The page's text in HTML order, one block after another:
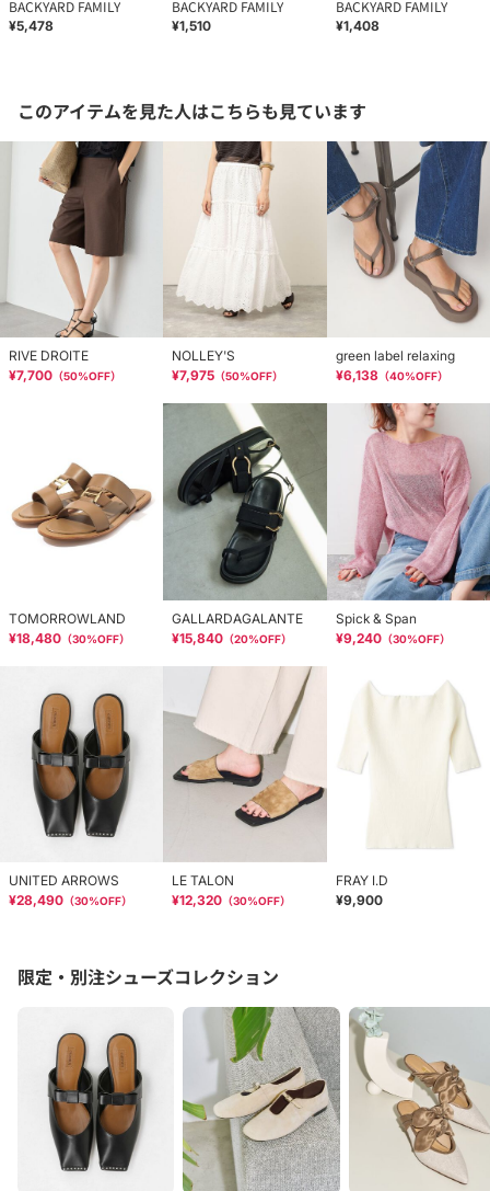
BACKYARD FAMILY
¥5,478
BACKYARD FAMILY
¥1,510
BACKYARD FAMILY
¥1,408